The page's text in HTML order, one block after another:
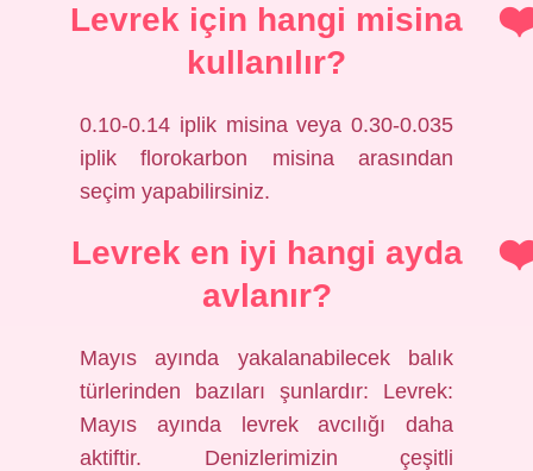
Levrek için hangi misina
kullanılır?
0.10-0.14 iplik misina veya 0.30-0.035
iplik florokarbon misina arasından
seçim yapabilirsiniz.
Levrek en iyi hangi ayda
avlanır?
Mayıs ayında yakalanabilecek balık
türlerinden bazıları şunlardır: Levrek:
Mayıs ayında levrek avcılığı daha
aktiftir. Denizlerimizin çeşitli